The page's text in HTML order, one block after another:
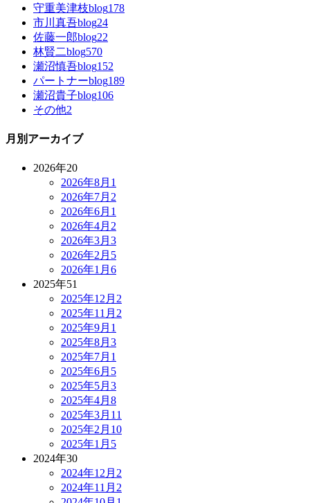
守重美津枝blog178
市川真吾blog24
佐藤一郎blog22
林賢二blog570
瀬沼慎吾blog152
パートナーblog189
瀬沼貴子blog106
その他2
月別アーカイブ
2026年20
2026年8月 1
2026年7月 2
2026年6月 1
2026年4月 2
2026年3月 3
2026年2月 5
2026年1月 6
2025年51
2025年12月 2
2025年11月 2
2025年9月 1
2025年8月 3
2025年7月 1
2025年6月 5
2025年5月 3
2025年4月 8
2025年3月 11
2025年2月 10
2025年1月 5
2024年30
2024年12月 2
2024年11月 2